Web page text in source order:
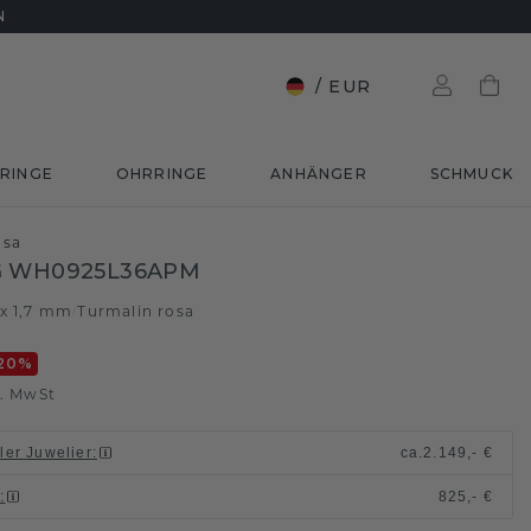
/ EUR
OHRRINGE ANHÄNGER SCHMUCK
WH0925L36APM
1,7 mm Turmalin rosa
%
MwSt
Juwelier: ca.2.149,- €
: 825,- €